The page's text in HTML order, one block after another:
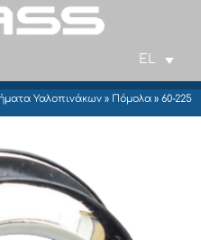
EL
Υαλοπινάκων » Πόμολα » 60-225